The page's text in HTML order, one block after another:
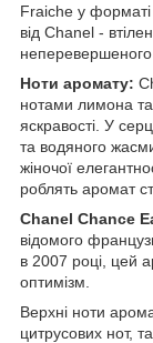
Fraiche у
від Chanel -
Ноти аромату:
нотами лимона
яскравості. У
та водяного
жіночої
роблять аромат
Chanel Chance
відомого
в 2007 році, цей
оптимізм.
Верхні ноти
цитрусових нот,